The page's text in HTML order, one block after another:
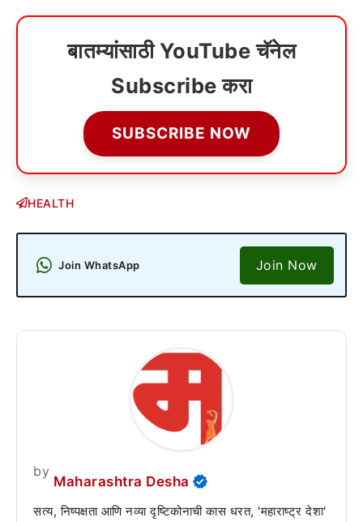
बातम्यांसाठी YouTube चॅनेल
Subscribe करा
SUBSCRIBE NOW
HEALTH
Join WhatsApp Join Now
by
Maharashtra Desha
सत्य, निष्पक्षता आणि नव्या दृष्टिकोनाची कास धरत, 'महाराष्ट्र देशा'